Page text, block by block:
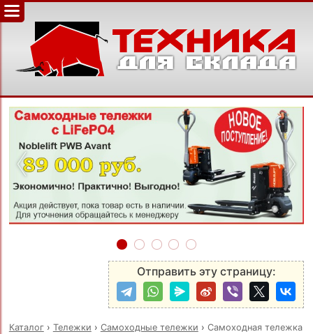
‹ ›
Отправить эту страницу:
Каталог› Тележки › Самоходные тележки › Самоходная тележка